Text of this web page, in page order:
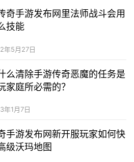
奇手游发布网里法师战斗会用
技能
年5月27日
么清除手游传奇恶魔的任务是
家庭所必需的？
年1月7日
手游发布网新开服玩家如何快
级沃玛地图